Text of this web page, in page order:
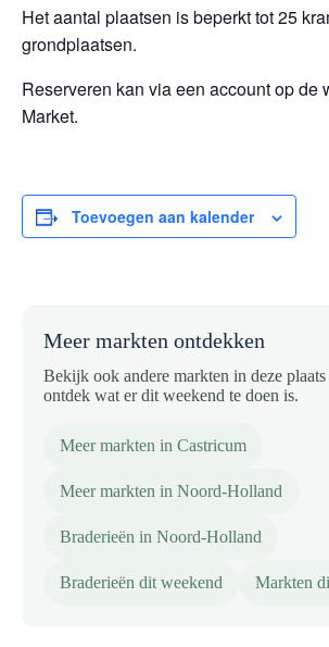
Het aantal plaatsen is beperkt tot 25
grondplaatsen.
Reserveren kan via een account op de
Market.
Toevoegen aan kalender
Meer markten ontdekken
Bekijk ook andere markten in deze
ontdek wat er dit weekend te doen is.
Meer markten in Castricum
Meer markten in Noord-Holland
Braderieën in Noord-Holland
Braderieën dit weekend Markten